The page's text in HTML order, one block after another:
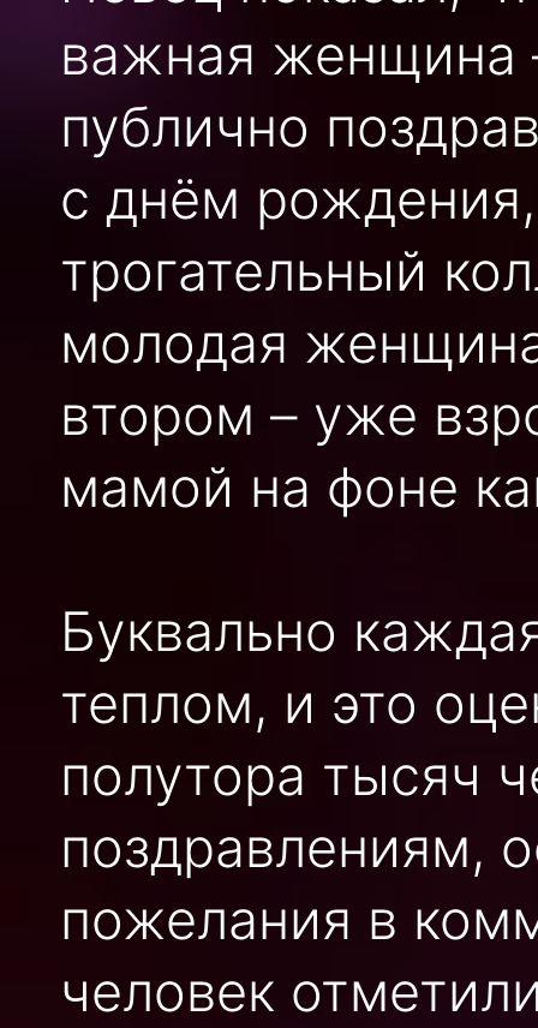
важная женщина
публично
с днём
трогательный
молодая
втором – уже
мамой на фоне
Буквально
теплом, и это
полутора тысяч
поздравлениям,
пожелания в
человек